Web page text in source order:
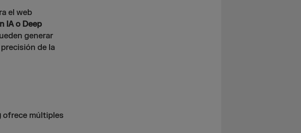
el web
IA o Deep
generar
de la
ofrece múltiples